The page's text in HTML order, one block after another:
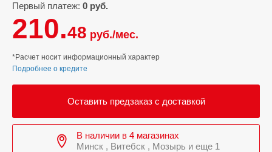
Первый платеж: 0 руб.
210.48 руб./мес.
*Расчет носит информационный характер
Подробнее о кредите
Оставить предзаказ с доставкой
В наличии в 4 магазинах
Минск , Витебск , Мозырь и еще 1